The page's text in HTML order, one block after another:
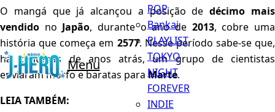
Menu
POP
Bankai
PLAYLIST
TOKYO
NIGHT
FOREVER
INDIE
O mangá que já alcançou a posição de décimo mais
vendido no Japão, durante o ano de 2013, cobre uma
história que começa em 2577. Nesse período sabe-se que,
há centenas de anos atrás, um grupo de cientistas
enviaram morfo e baratas paraMarte.
LEIA TAMBÉM: